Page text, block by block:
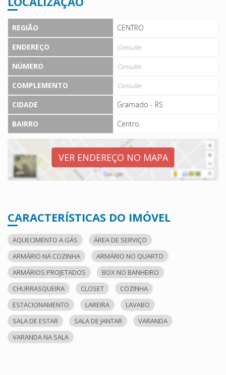
REGIÃO
CENTRO
ENDEREÇO
Consulte
NÚMERO Consulte
COMPLEMENTO Consulte
CIDADE
Gramado - RS
BAIRRO
Centro
VER ENDEREÇO NO MAPA
CARACTERÍSTICAS DO IMÓVEL
AQUECIMENTO A GÁS
ÁREA DE SERVIÇO
ARMÁRIO NA COZINHA
ARMÁRIO NO QUARTO
ARMÁRIOS PROJETADOS
BOX NO BANHEIRO
CHURRASQUEIRA
CLOSET
COZINHA
ESTACIONAMENTO
LAREIRA
LAVABO
SALA DE ESTAR
SALA DE JANTAR
VARANDA
VARANDA NA SALA